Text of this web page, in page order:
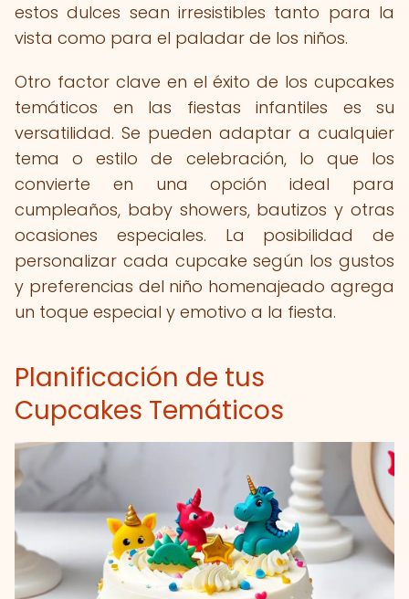
estos dulces sean irresistibles tanto para la
vista como para el paladar de los niños.
Otro factor clave en el éxito de los cupcakes
temáticos en las fiestas infantiles es su
versatilidad. Se pueden adaptar a cualquier
tema o estilo de celebración, lo que los
convierte en una opción ideal para
cumpleaños, baby showers, bautizos y otras
ocasiones especiales. La posibilidad de
personalizar cada cupcake según los gustos
y preferencias del niño homenajeado agrega
un toque especial y emotivo a la fiesta.
Planificación de tus
Cupcakes Temáticos